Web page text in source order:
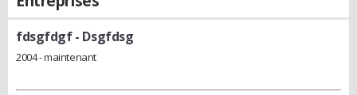
fdsgfdgf- Dsgfdsg
2004 - maintenant